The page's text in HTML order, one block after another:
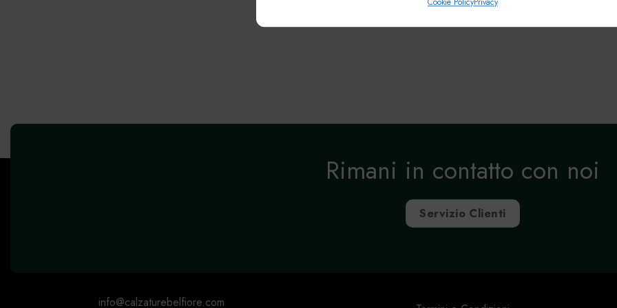
Rimani in contatto con noi
Servizio Clienti
info@calzaturebelfiore.com